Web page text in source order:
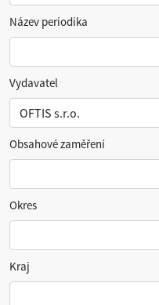
Název periodika
Vydavatel
Obsahové zaměření
Okres
Kraj